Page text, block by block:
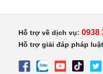
Hỗ trợ về dịch vụ: 0938
Hỗ trợ giải đáp pháp